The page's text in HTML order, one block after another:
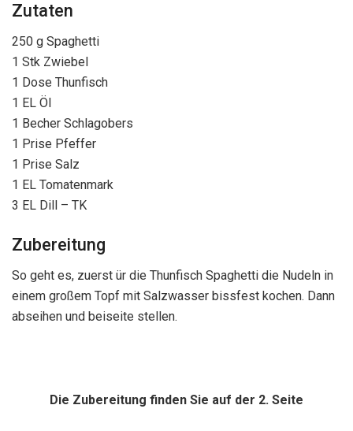
Zutaten
250 g Spaghetti
1 Stk Zwiebel
1 Dose Thunfisch
1 EL Öl
1 Becher Schlagobers
1 Prise Pfeffer
1 Prise Salz
1 EL Tomatenmark
3 EL Dill – TK
Zubereitung
So geht es, zuerst ür die Thunfisch Spaghetti die Nudeln in
einem großem Topf mit Salzwasser bissfest kochen. Dann
abseihen und beiseite stellen.
Die Zubereitung finden Sie auf der 2. Seite